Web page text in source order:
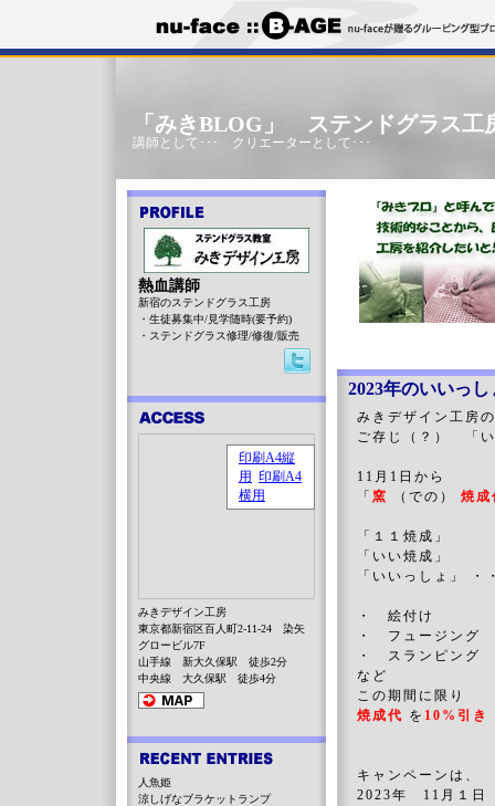
「みきBLOG」 ステンドグラス工
講師として･･･ クリエーターとして･･･
2023年のいいっ
みきデザイン工房
ご存じ（？） 「
11月1日から
「 窯 （での） 焼
「１１焼成」
「いい焼成」
「いいっしょ」 ・
・ 絵付け
・ フュージング
・ スランピング
など
この期間に限り
焼成代 を 10%引き
キャンペーンは、
2023年 11月１日
熱血講師
新宿のステンドグラス工房
・生徒募集中/見学随時(要予約)
・ステンドグラス修理/修復/販売
みきデザイン工房
東京都新宿区百人町2-11-24 染矢
グロービル7F
山手線 新大久保駅 徒歩2分
中央線 大久保駅 徒歩4分
人魚姫
涼しげなブラケットランプ